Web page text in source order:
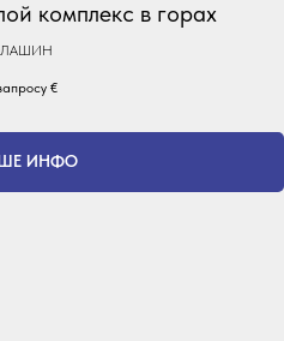
комплекс в горах
€
ИНФО